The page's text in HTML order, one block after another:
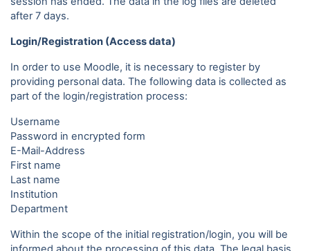
after 7 days.
Login/Registration (Access data)
In order to use Moodle, it is necessary to register by
providing personal data. The following data is collected as
part of the login/registration process:
Username
Password in encrypted form
E-Mail-Address
First name
Last name
Institution
Department
Within the scope of the initial registration/login, you will be